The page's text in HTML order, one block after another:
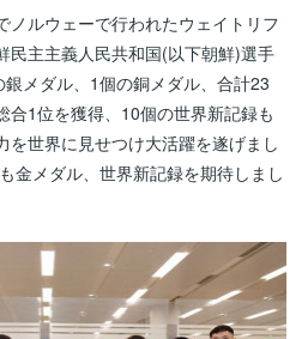
ルウェーで行われたウェイトリフ
民主主義人民共和国(以下朝鮮)選手
メダル、1個の銅メダル、合計23
合1位を獲得、10個の世界新記録も
を世界に見せつけ大活躍を遂げまし
金メダル、世界新記録を期待しまし